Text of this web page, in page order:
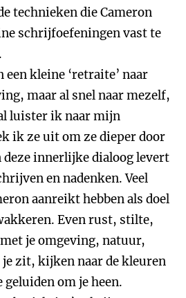
technieken die Cameron
schrijfoefeningen vast te
kleine ‘retraite’ naar
maar al snel naar mezelf,
luister ik naar mijn
ik ze uit om ze dieper door
deze innerlijke dialoog levert
en nadenken. Veel
aanreikt hebben als doel
Even rust, stilte,
je omgeving, natuur,
zit, kijken naar de kleuren
om je heen.